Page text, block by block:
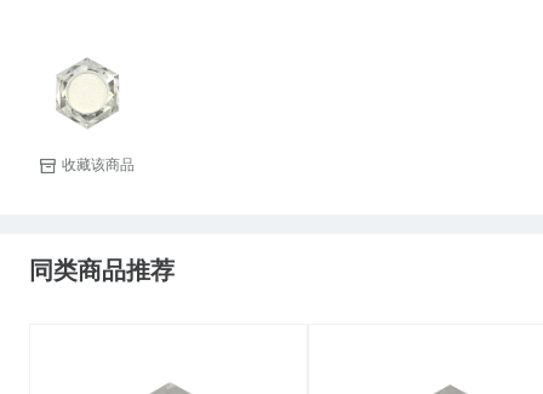
收藏该商品
同类商品推荐